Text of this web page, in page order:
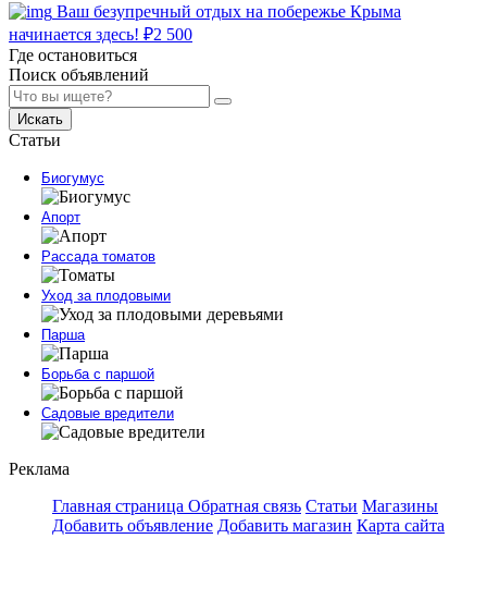
Ваш безупречный отдых на побережье Крыма
начинается здесь! ₽2 500
Где остановиться
Поиск объявлений
Искать
Статьи
Биогумус
Апорт
Рассада томатов
Уход за плодовыми
Парша
Борьба с паршой
Садовые вредители
Реклама
Главная страница Обратная связь Статьи Магазины
Добавить объявление Добавить магазин Карта сайта